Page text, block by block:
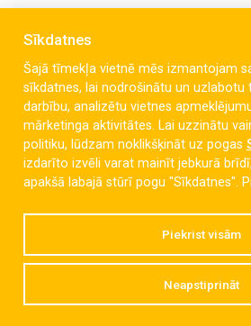
Celmu iela 6,
+371 634
Sīkdatnes
Šajā tīmekļa vietnē mēs izmantojam
sīkdatnes, lai nodrošinātu un uzlabotu
darbību, analizētu vietnes
mārketinga aktivitātes. Lai uzzinātu
politiku, lūdzam noklikšķināt uz pogas
izdarīto izvēli varat mainīt jebkurā
apakšā labajā stūrī pogu "Sīkdatnes".
Piekrist visām
Neapstiprināt